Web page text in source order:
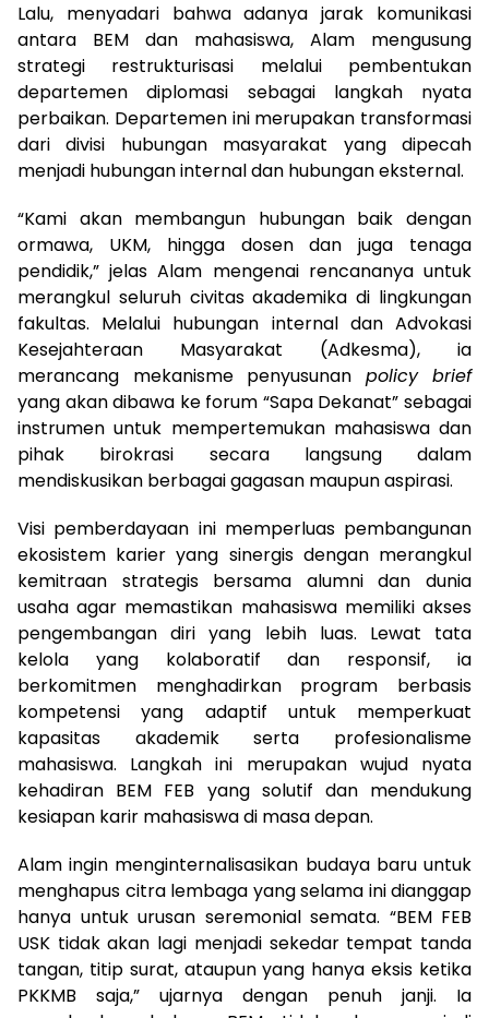
Lalu, menyadari bahwa adanya jarak komunikasi
antara BEM dan mahasiswa, Alam mengusung
strategi restrukturisasi melalui pembentukan
departemen diplomasi sebagai langkah nyata
perbaikan. Departemen ini merupakan transformasi
dari divisi hubungan masyarakat yang dipecah
menjadi hubungan internal dan hubungan eksternal.
“Kami akan membangun hubungan baik dengan
ormawa, UKM, hingga dosen dan juga tenaga
pendidik,” jelas Alam mengenai rencananya untuk
merangkul seluruh civitas akademika di lingkungan
fakultas. Melalui hubungan internal dan Advokasi
Kesejahteraan Masyarakat (Adkesma), ia
merancang mekanisme penyusunan policy brief
yang akan dibawa ke forum “Sapa Dekanat” sebagai
instrumen untuk mempertemukan mahasiswa dan
pihak birokrasi secara langsung dalam
mendiskusikan berbagai gagasan maupun aspirasi.
Visi pemberdayaan ini memperluas pembangunan
ekosistem karier yang sinergis dengan merangkul
kemitraan strategis bersama alumni dan dunia
usaha agar memastikan mahasiswa memiliki akses
pengembangan diri yang lebih luas. Lewat tata
kelola yang kolaboratif dan responsif, ia
berkomitmen menghadirkan program berbasis
kompetensi yang adaptif untuk memperkuat
kapasitas akademik serta profesionalisme
mahasiswa. Langkah ini merupakan wujud nyata
kehadiran BEM FEB yang solutif dan mendukung
kesiapan karir mahasiswa di masa depan.
Alam ingin menginternalisasikan budaya baru untuk
menghapus citra lembaga yang selama ini dianggap
hanya untuk urusan seremonial semata. “BEM FEB
USK tidak akan lagi menjadi sekedar tempat tanda
tangan, titip surat, ataupun yang hanya eksis ketika
PKKMB saja,” ujarnya dengan penuh janji. Ia